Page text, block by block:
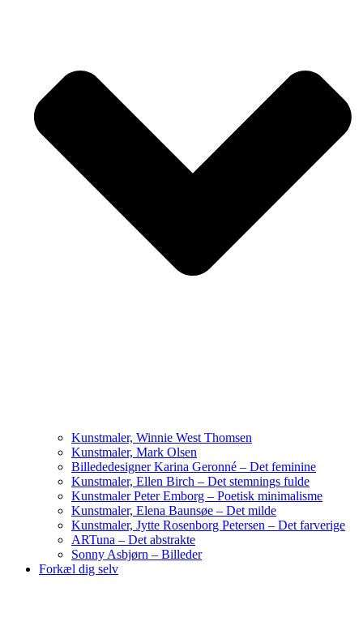
Kunstmaler, Winnie West Thomsen
Kunstmaler, Mark Olsen
Billededesigner Karina Geronné – Det feminine
Kunstmaler, Ellen Birch – Det stemnings fulde
Kunstmaler Peter Emborg – Poetisk minimalisme
Kunstmaler, Elena Baunsøe – Det milde
Kunstmaler, Jytte Rosenborg Petersen – Det farverige
ARTuna – Det abstrakte
Sonny Asbjørn – Billeder
Forkæl dig selv